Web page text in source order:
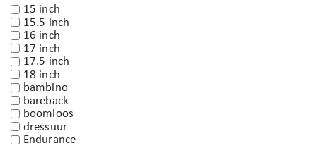
15 inch
15.5 inch
16 inch
17 inch
17.5 inch
18 inch
bambino
bareback
boomloos
dressuur
Endurance